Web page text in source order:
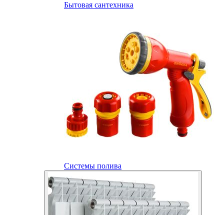
Бытовая сантехника
Системы полива